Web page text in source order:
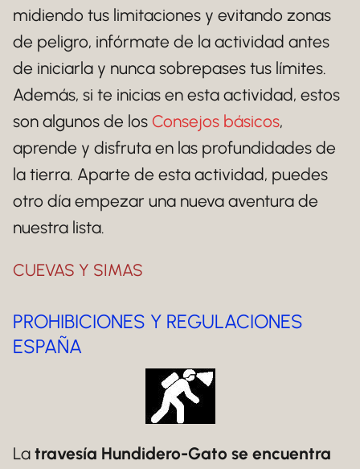
midiendo tus limitaciones y evitando zonas
de peligro, infórmate de la actividad antes
de iniciarla y nunca sobrepases tus límites.
Además, si te inicias en esta actividad, estos
son algunos de los Consejos básicos,
aprende y disfruta en las profundidades de
la tierra. Aparte de esta actividad, puedes
otro día empezar una nueva aventura de
nuestra lista.
CUEVAS Y SIMAS
PROHIBICIONES Y REGULACIONES
ESPAÑA
La travesía Hundidero-Gato se encuentra